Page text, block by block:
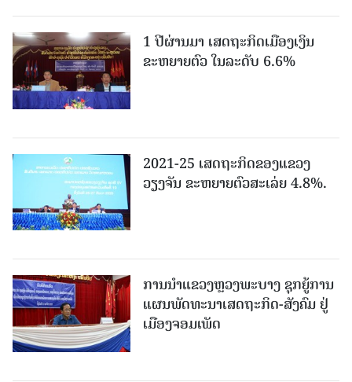
1 ປີຜ່ານມາ ເສດຖະກິດເມືອງເງິນ
ຂະຫຍາຍຕົວ ໃນລະດັບ 6.6%
2021-25 ເສດຖະກິດຂອງແຂວງ
ວຽງຈັນ ຂະຫຍາຍຕົວສະເລ່ຍ 4.8%.
ການນຳແຂວງຫຼວງພະບາງ ຊຸກຍູ້ການ
ແຜນພັດທະນາເສດຖະກິດ-ສັງຄົມ ຢູ່
ເມືອງຈອມເພັດ